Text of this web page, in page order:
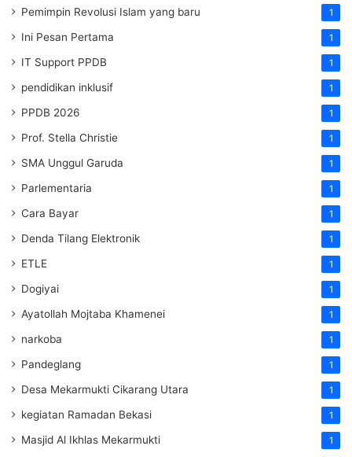
Pemimpin Revolusi Islam yang baru 1
Ini Pesan Pertama 1
IT Support PPDB 1
pendidikan inklusif 1
PPDB 2026 1
Prof. Stella Christie 1
SMA Unggul Garuda 1
Parlementaria 1
Cara Bayar 1
Denda Tilang Elektronik 1
ETLE 1
Dogiyai 1
Ayatollah Mojtaba Khamenei 1
narkoba 1
Pandeglang 1
Desa Mekarmukti Cikarang Utara 1
kegiatan Ramadan Bekasi 1
Masjid Al Ikhlas Mekarmukti 1